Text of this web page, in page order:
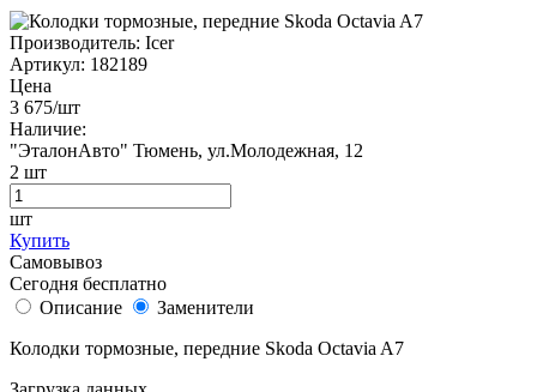
Производитель: Icer
Артикул: 182189
Цена
3 675/шт
Наличие:
"ЭталонАвто" Тюмень, ул.Молодежная, 12
2 шт
шт
Купить
Самовывоз
Сегодня бесплатно
Описание
Заменители
Колодки тормозные, передние Skoda Octavia A7